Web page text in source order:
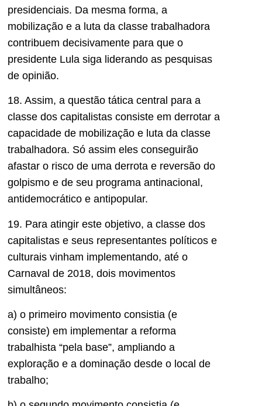
presidenciais. Da mesma forma, a
mobilização e a luta da classe trabalhadora
contribuem decisivamente para que o
presidente Lula siga liderando as pesquisas
de opinião.
18. Assim, a questão tática central para a
classe dos capitalistas consiste em derrotar a
capacidade de mobilização e luta da classe
trabalhadora. Só assim eles conseguirão
afastar o risco de uma derrota e reversão do
golpismo e de seu programa antinacional,
antidemocrático e antipopular.
19. Para atingir este objetivo, a classe dos
capitalistas e seus representantes políticos e
culturais vinham implementando, até o
Carnaval de 2018, dois movimentos
simultâneos:
a) o primeiro movimento consistia (e
consiste) em implementar a reforma
trabalhista “pela base”, ampliando a
exploração e a dominação desde o local de
trabalho;